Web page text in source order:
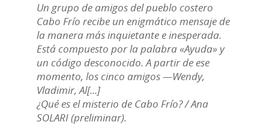
Un grupo de amigos del pueblo costero
Cabo Frío recibe un enigmático mensaje de
la manera más inquietante e inesperada.
Está compuesto por la palabra «Ayuda» y
un código desconocido. A partir de ese
momento, los cinco amigos —Wendy,
Vladimir, Al[...]
¿Qué es el misterio de Cabo Frío? / Ana
SOLARI (preliminar).